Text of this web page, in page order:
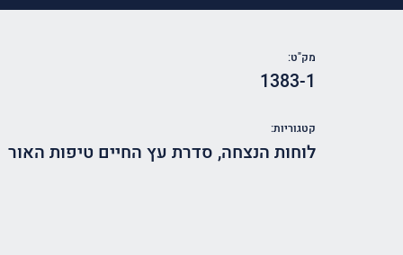
מק"ט:
1383-1
קטגוריות:
לוחות הנצחה, סדרת עץ החיים טיפות האור